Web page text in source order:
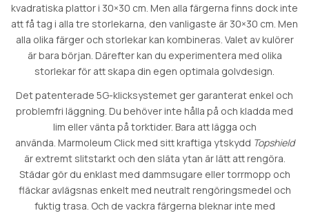
kvadratiska plattor i 30×30 cm. Men alla färgerna finns dock inte
att få tag i alla tre storlekarna, den vanligaste är 30×30 cm. Men
alla olika färger och storlekar kan kombineras. Valet av kulörer
är bara början. Därefter kan du experimentera med olika
storlekar för att skapa din egen optimala golvdesign.
Det patenterade 5G-klicksystemet ger garanterat enkel och
problemfri läggning. Du behöver inte hålla på och kladda med
lim eller vänta på torktider. Bara att lägga och
använda. Marmoleum Click med sitt kraftiga ytskydd Topshield
är extremt slitstarkt och den släta ytan är lätt att rengöra.
Städar gör du enklast med dammsugare eller torrmopp och
fläckar avlägsnas enkelt med neutralt rengöringsmedel och
fuktig trasa. Och de vackra färgerna bleknar inte med